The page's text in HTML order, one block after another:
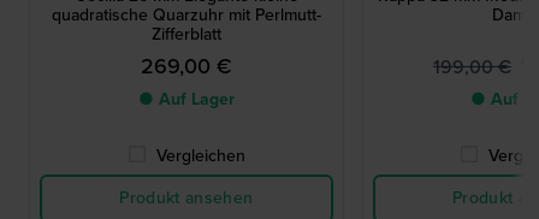
quadratische Quarzuhr mit Perlmutt-
Zifferblatt
269,00 €
● Auf Lager
Vergleichen
Produkt ansehen
199,00 €
● Auf
Produkt